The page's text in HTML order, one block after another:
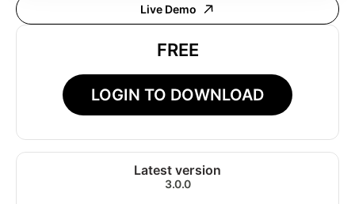
Live Demo
FREE
LOGIN TO DOWNLOAD
Latest version
3.0.0